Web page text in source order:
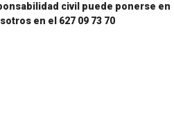
civil puede ponerse en
en el 627 09 73 70